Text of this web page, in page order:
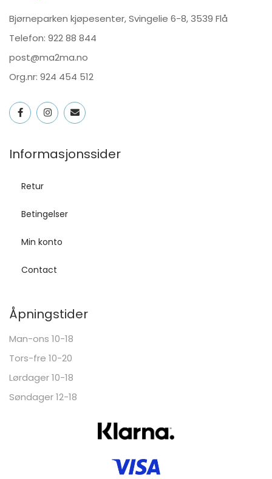
Bjørneparken kjøpesenter, Svingelie 6-8, 3539 Flå
Telefon: 922 88 844
post@ma2ma.no
Org.nr: 924 454 512
Informasjonssider
Retur
Betingelser
Min konto
Contact
Åpningstider
Man-ons 10-18
Tors-fre 10-20
Lørdager 10-18
Søndager 12-18